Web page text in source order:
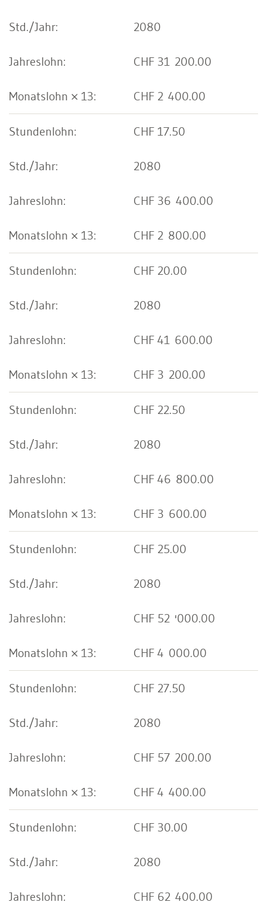
2080
CHF 31 200.00
CHF 2 400.00
CHF 17.50
2080
CHF 36 400.00
CHF 2 800.00
CHF 20.00
2080
CHF 41 600.00
CHF 3 200.00
CHF 22.50
2080
CHF 46 800.00
CHF 3 600.00
CHF 25.00
2080
CHF 52 '000.00
CHF 4 000.00
CHF 27.50
2080
CHF 57 200.00
CHF 4 400.00
CHF 30.00
2080
CHF 62 400.00